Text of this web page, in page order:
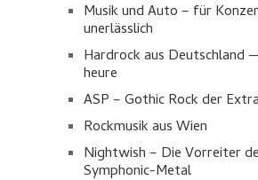
Musik und Auto – für
unerlässlich
Hardrock aus Deutschland
heure
ASP – Gothic Rock der
Rockmusik aus Wien
Nightwish – Die Vorreiter
Symphonic-Metal